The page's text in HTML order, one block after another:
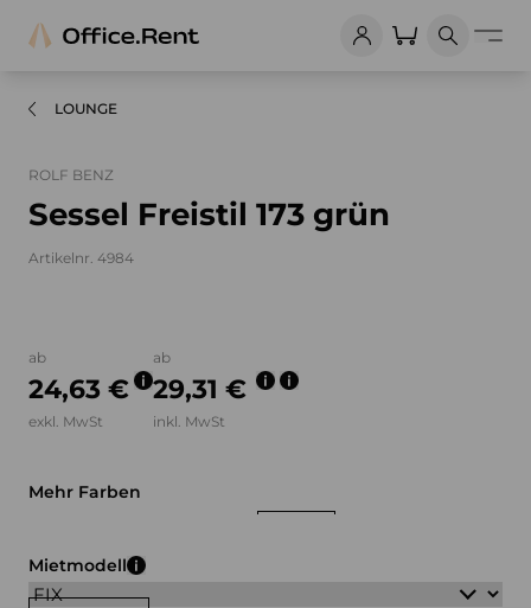
LOUNGE
ROLF BENZ
Sessel Freistil 173 grün
Artikelnr. 4984
ab
24,63 €
exkl. MwSt
ab
29,31 €
inkl. MwSt
Mehr Farben
Mietmodell